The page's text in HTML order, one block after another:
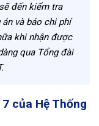
đến kiểm tra
và báo chi phí
khi nhận được
qua Tổng đài
của Hệ Thống